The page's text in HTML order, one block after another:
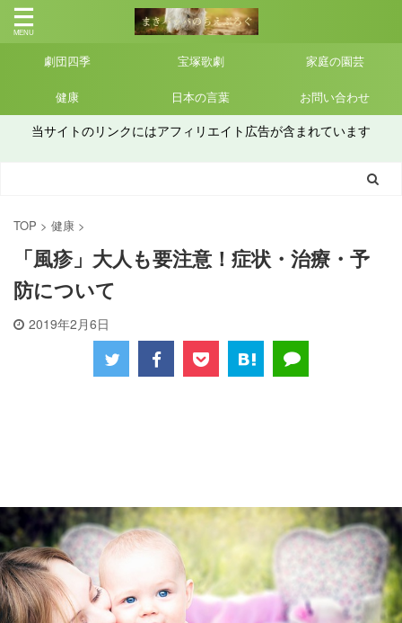
劇団四季 宝塚歌劇 家庭の園芸
健康 日本の言葉 お問い合わせ
当サイトのリンクにはアフィリエイト広告が含まれています
TOP > 健康 >
「風疹」大人も要注意！症状・治療・予
防について
2019年2月6日